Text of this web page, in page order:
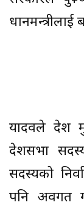
यादवले प्रदेश
प्रदेशसभा
सदस्यको
पनि अवगत